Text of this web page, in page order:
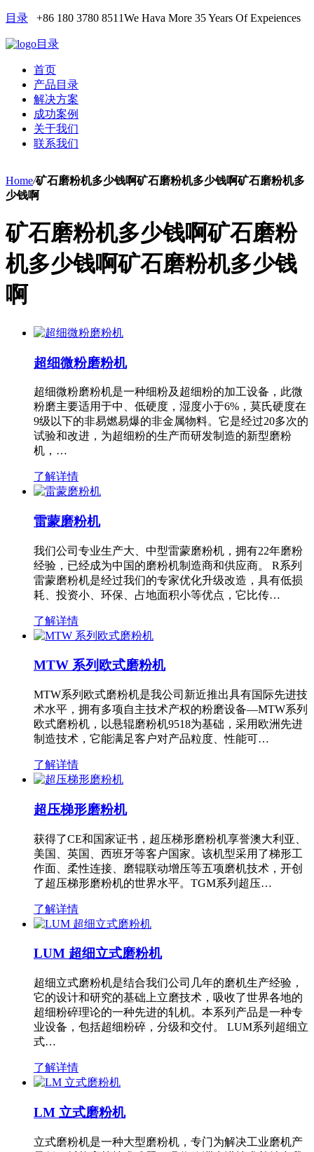
目录 +86 180 3780 8511We Hava More 35 Years Of Expeiences
目录
首页
产品目录
解决方案
成功案例
关于我们
联系我们
Home/矿石磨粉机多少钱啊矿石磨粉机多少钱啊矿石磨粉机多
少钱啊
矿石磨粉机多少钱啊矿石磨粉
机多少钱啊矿石磨粉机多少钱
啊
超细微粉磨粉机
超细微粉磨粉机是一种细粉及超细粉的加工设备，此微
粉磨主要适用于中、低硬度，湿度小于6%，莫氏硬度在
9级以下的非易燃易爆的非金属物料。它是经过20多次的
试验和改进，为超细粉的生产而研发制造的新型磨粉
机，…
了解详情
雷蒙磨粉机
我们公司专业生产大、中型雷蒙磨粉机，拥有22年磨粉
经验，已经成为中国的磨粉机制造商和供应商。 R系列
雷蒙磨粉机是经过我们的专家优化升级改造，具有低损
耗、投资小、环保、占地面积小等优点，它比传…
了解详情
MTW 系列欧式磨粉机
MTW系列欧式磨粉机是我公司新近推出具有国际先进技
术水平，拥有多项自主技术产权的粉磨设备—MTW系列
欧式磨粉机，以悬辊磨粉机9518为基础，采用欧洲先进
制造技术，它能满足客户对产品粒度、性能可…
了解详情
超压梯形磨粉机
获得了CE和国家证书，超压梯形磨粉机享誉澳大利亚、
美国、英国、西班牙等客户国家。该机型采用了梯形工
作面、柔性连接、磨辊联动增压等五项磨机技术，开创
了超压梯形磨粉机的世界水平。TGM系列超压…
了解详情
LUM 超细立式磨粉机
超细立式磨粉机是结合我们公司几年的磨机生产经验，
它的设计和研究的基础上立磨技术，吸收了世界各地的
超细粉碎理论的一种先进的轧机。本系列产品是一种专
业设备，包括超细粉碎，分级和交付。 LUM系列超细立
式…
了解详情
LM 立式磨粉机
立式磨粉机是一种大型磨粉机，专门为解决工业磨机产